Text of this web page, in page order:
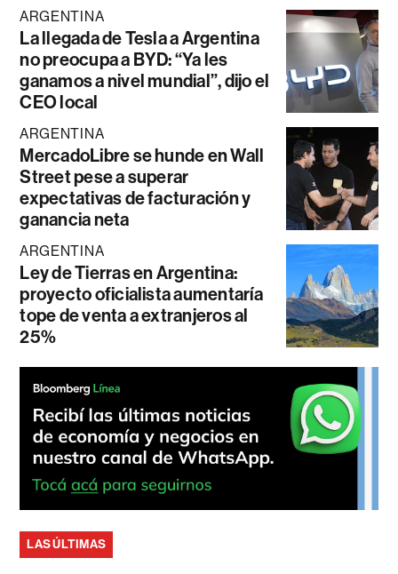
ARGENTINA
La llegada de Tesla a Argentina
no preocupa a BYD: “Ya les
ganamos a nivel mundial”, dijo el
CEO local
ARGENTINA
MercadoLibre se hunde en Wall
Street pese a superar
expectativas de facturación y
ganancia neta
ARGENTINA
Ley de Tierras en Argentina:
proyecto oficialista aumentaría
tope de venta a extranjeros al
25%
LAS ÚLTIMAS